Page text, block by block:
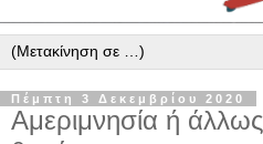
Πέμπτη 3 Δεκεμβρίου 2020
Αμεριμνησία ή